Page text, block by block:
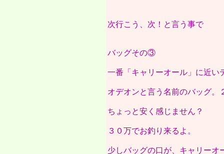
次行こう、次！と言う事で
バッグその③
一番「キャリーオール」に近い
オデオンと言う名前のバッグ。
ちょっと安く感じません？
３０万でお釣り来るよ。
少しバッグの口が、キャリーオ